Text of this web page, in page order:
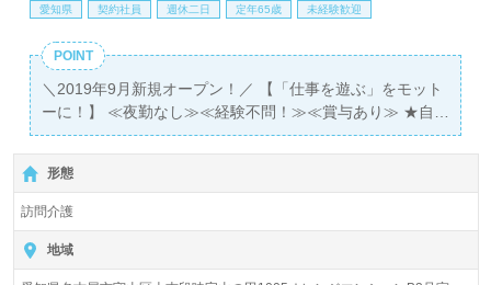
愛知県 契約社員 週休二日 定年65歳 未経験歓迎
POINT
＼2019年9月新規オープン！／ 【「仕事を遊ぶ」をモット
ーに！】 ≪夜勤なし≫≪経験不問！≫≪賞与あり≫ ★自
然とお互いに協力し合える環境ができています。 ★年齢関
係なく働きやすい環境！
形態
訪問介護
地域